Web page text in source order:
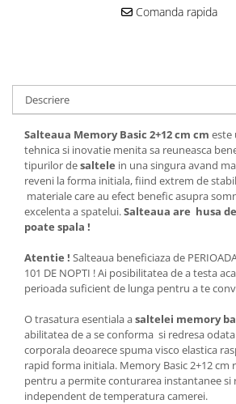
Comanda rapida
Descriere
Salteaua Memory Basic 2+12 cm cm este
tehnica si inovatie menita sa reuneasca
tipurilor desaltele in una singura avand
reveni la forma initiala, fiind extrem de
materiale care au efect benefic asupra
excelenta a spatelui.Salteaua are husa
poate spala !
Atentie ! Salteaua beneficiaza de PERIOADA
101 DE NOPTI ! Ai posibilitatea de a testa
perioada suficient de lunga pentru a te
O trasatura esentiala asaltelei memory
abilitatea de a se conforma si redresa
corporala deoarece spuma visco elastica
rapid forma initiala. Memory Basic 2+12 cm
pentru a permite conturarea instantanee si
independent de temperatura camerei.